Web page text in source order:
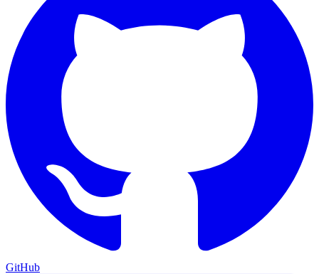
GitHub